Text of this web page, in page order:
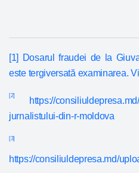
[1]
Dosarul fraudei de la
este tergiversată examinarea.
[2]
https://
jurnalistului-din-r-moldova
[3]
https://consiliuldepresa.md/